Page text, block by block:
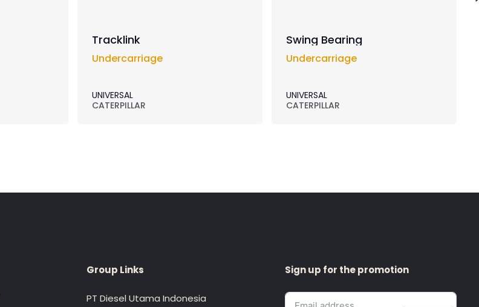
Tracklink
Undercarriage
UNIVERSAL
CATERPILLAR
Swing Bearing
Undercarriage
UNIVERSAL
CATERPILLAR
Group Links
PT Diesel Utama Indonesia
Sign up for the promotion